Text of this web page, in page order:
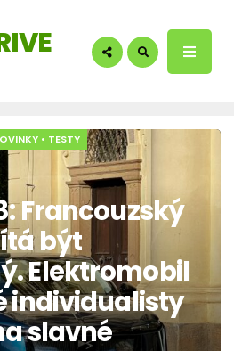
• TESTY
Francouzský
být
Elektromobil
individualisty
slavné